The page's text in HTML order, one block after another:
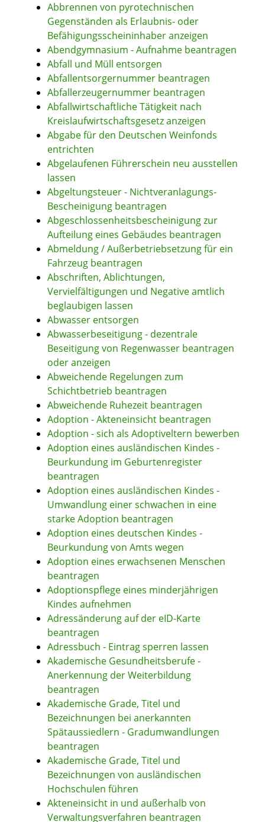
Abbrennen von pyrotechnischen
Gegenständen als Erlaubnis- oder
Befähigungsscheininhaber anzeigen
Abendgymnasium - Aufnahme beantragen
Abfall und Müll entsorgen
Abfallentsorgernummer beantragen
Abfallerzeugernummer beantragen
Abfallwirtschaftliche Tätigkeit nach
Kreislaufwirtschaftsgesetz anzeigen
Abgabe für den Deutschen Weinfonds
entrichten
Abgelaufenen Führerschein neu ausstellen
lassen
Abgeltungsteuer - Nichtveranlagungs-
Bescheinigung beantragen
Abgeschlossenheitsbescheinigung zur
Aufteilung eines Gebäudes beantragen
Abmeldung / Außerbetriebsetzung für ein
Fahrzeug beantragen
Abschriften, Ablichtungen,
Vervielfältigungen und Negative amtlich
beglaubigen lassen
Abwasser entsorgen
Abwasserbeseitigung - dezentrale
Beseitigung von Regenwasser beantragen
oder anzeigen
Abweichende Regelungen zum
Schichtbetrieb beantragen
Abweichende Ruhezeit beantragen
Adoption - Akteneinsicht beantragen
Adoption - sich als Adoptiveltern bewerben
Adoption eines ausländischen Kindes -
Beurkundung im Geburtenregister
beantragen
Adoption eines ausländischen Kindes -
Umwandlung einer schwachen in eine
starke Adoption beantragen
Adoption eines deutschen Kindes -
Beurkundung von Amts wegen
Adoption eines erwachsenen Menschen
beantragen
Adoptionspflege eines minderjährigen
Kindes aufnehmen
Adressänderung auf der eID-Karte
beantragen
Adressbuch - Eintrag sperren lassen
Akademische Gesundheitsberufe -
Anerkennung der Weiterbildung
beantragen
Akademische Grade, Titel und
Bezeichnungen bei anerkannten
Spätaussiedlern - Gradumwandlungen
beantragen
Akademische Grade, Titel und
Bezeichnungen von ausländischen
Hochschulen führen
Akteneinsicht in und außerhalb von
Verwaltungsverfahren beantragen